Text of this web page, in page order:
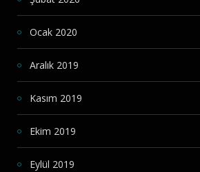
Ocak 2020
Aralık 2019
Kasım 2019
Ekim 2019
Eylül 2019